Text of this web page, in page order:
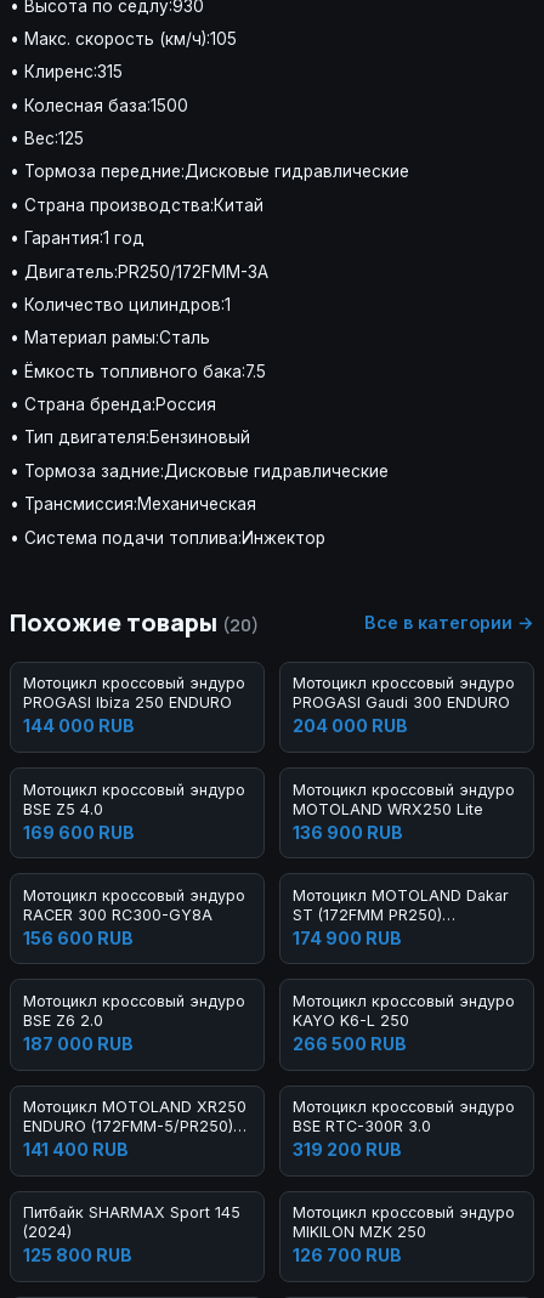
• Высота по седлу:930
• Макс. скорость (км/ч):105
• Клиренс:315
• Колесная база:1500
• Вес:125
• Тормоза передние:Дисковые гидравлические
• Страна производства:Китай
• Гарантия:1 год
• Двигатель:PR250/172FMM-3A
• Количество цилиндров:1
• Материал рамы:Сталь
• Ёмкость топливного бака:7.5
• Страна бренда:Россия
• Тип двигателя:Бензиновый
• Тормоза задние:Дисковые гидравлические
• Трансмиссия:Механическая
• Система подачи топлива:Инжектор
Похожие товары (20) Все в категории →
Мотоцикл кроссовый эндуро
PROGASI Ibiza 250 ENDURO
144 000 RUB
Мотоцикл кроссовый эндуро
PROGASI Gaudi 300 ENDURO
204 000 RUB
Мотоцикл кроссовый эндуро
BSE Z5 4.0
169 600 RUB
Мотоцикл кроссовый эндуро
MOTOLAND WRX250 Lite
136 900 RUB
Мотоцикл кроссовый эндуро
RACER 300 RC300-GY8A
156 600 RUB
Мотоцикл MOTOLAND Dakar
ST (172FMM PR250)
ТУРЭНДУРО
174 900 RUB
Мотоцикл кроссовый эндуро
BSE Z6 2.0
187 000 RUB
Мотоцикл кроссовый эндуро
KAYO K6-L 250
266 500 RUB
Мотоцикл MOTOLAND XR250
ENDURO (172FMM-5/PR250)
(2021 Г.)
141 400 RUB
Мотоцикл кроссовый эндуро
BSE RTC-300R 3.0
319 200 RUB
Питбайк SHARMAX Sport 145
(2024)
125 800 RUB
Мотоцикл кроссовый эндуро
MIKILON MZK 250
126 700 RUB